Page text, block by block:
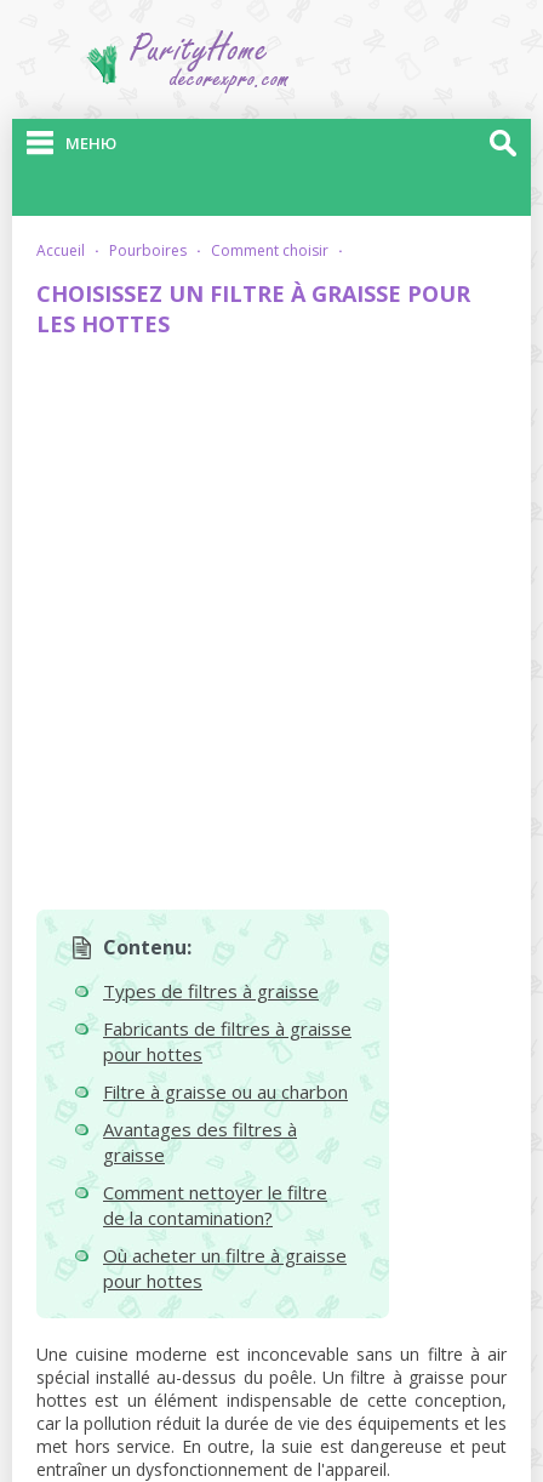
МЕНЮ
accueil · pourboires · comment choisir ·
CHOISISSEZ UN FILTRE À GRAISSE POUR
LES HOTTES
Contenu:
Types de filtres à graisse
Fabricants de filtres à graisse
pour hottes
Filtre à graisse ou au charbon
Avantages des filtres à
graisse
Comment nettoyer le filtre
de la contamination?
Où acheter un filtre à graisse
pour hottes
Une cuisine moderne est inconcevable sans un filtre à air
spécial installé au-dessus du poêle. Un filtre à graisse pour
hottes est un élément indispensable de cette conception,
car la pollution réduit la durée de vie des équipements et les
met hors service. En outre, la suie est dangereuse et peut
entraîner un dysfonctionnement de l'appareil.